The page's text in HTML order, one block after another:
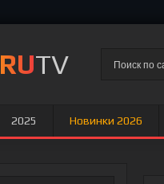
RUTV
2025 Новинки 2026